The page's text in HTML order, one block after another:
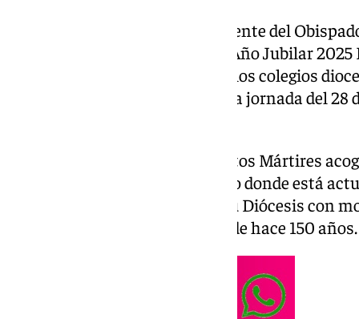
, dependiente del
gran procesión con motivo del Año Jubilar
donde la comunidad escolar de los colegios
diversas calles de la capital en la jornada del
La Iglesia Parroquial de los Santos Mártires
partir de las 17.00 horas, templo donde está
Victoria, Patrona de Málaga y su Diócesis con
Hermandad que le da culto desde hace 150 años.